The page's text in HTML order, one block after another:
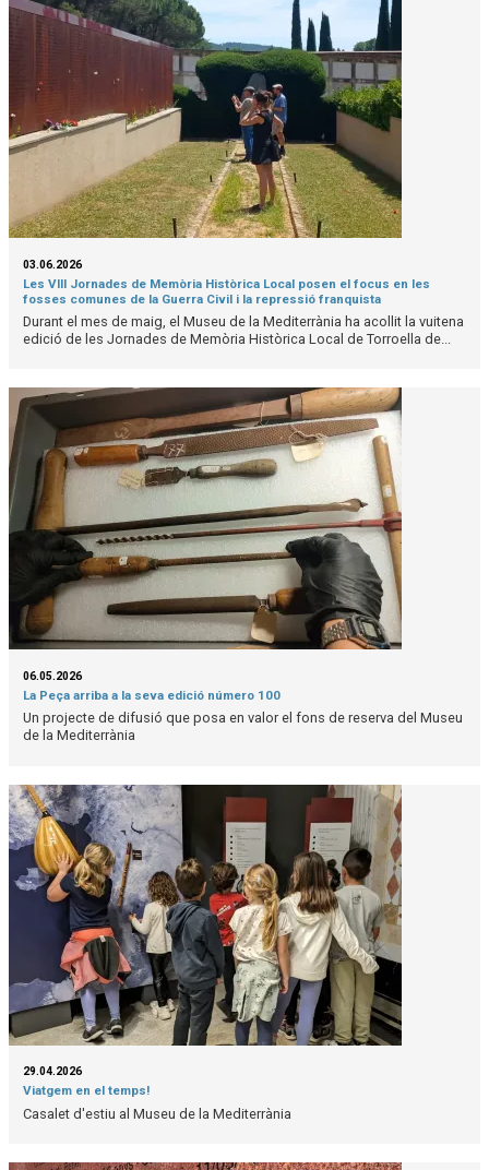
03.06.2026
Les VIII Jornades de Memòria Històrica Local posen el focus en les
fosses comunes de la Guerra Civil i la repressió franquista
Durant el mes de maig, el Museu de la Mediterrània ha acollit la vuitena
edició de les Jornades de Memòria Històrica Local de Torroella de...
06.05.2026
La Peça arriba a la seva edició número 100
Un projecte de difusió que posa en valor el fons de reserva del Museu
de la Mediterrània
29.04.2026
Viatgem en el temps!
Casalet d'estiu al Museu de la Mediterrània